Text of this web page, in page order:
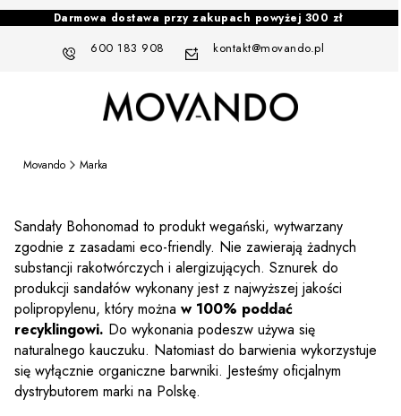
Darmowa dostawa przy zakupach powyżej 300 zł
600 183 908 kontakt@movando.pl
Movando Marka
Sandały Bohonomad to produkt wegański, wytwarzany
zgodnie z zasadami eco-friendly. Nie zawierają żadnych
substancji rakotwórczych i alergizujących. Sznurek do
produkcji sandałów wykonany jest z najwyższej jakości
polipropylenu, który można w 100% poddać
recyklingowi. Do wykonania podeszw używa się
naturalnego kauczuku. Natomiast do barwienia wykorzystuje
się wyłącznie organiczne barwniki. Jesteśmy oficjalnym
dystrybutorem marki na Polskę.